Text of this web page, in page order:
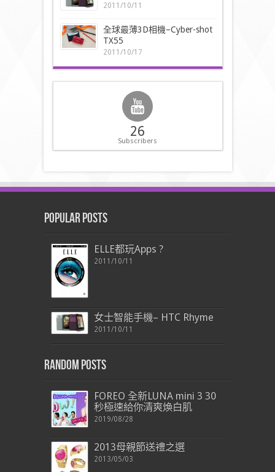
2011/10/11
全球最薄3D相機–Cyber-shot
TX55
2011/10/17
26
Subscribers
Popular Posts
ELLE都玩Apps ?
2011/10/11
女士智能手機– HTC Rhyme
2011/10/11
Random Posts
FOREO 全新LUNA mini 3 30
秒極速給你清爽煥白肌
2019/08/28
2013母親節送禮之選
2013/05/03